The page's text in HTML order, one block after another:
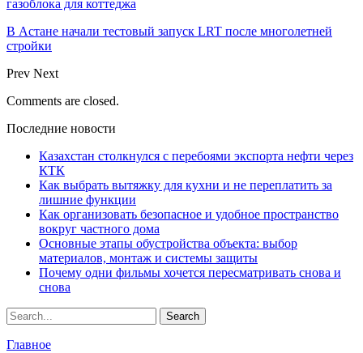
газоблока для коттеджа
В Астане начали тестовый запуск LRT после многолетней
стройки
Prev Next
Comments are closed.
Последние новости
Казахстан столкнулся с перебоями экспорта нефти через
КТК
Как выбрать вытяжку для кухни и не переплатить за
лишние функции
Как организовать безопасное и удобное пространство
вокруг частного дома
Основные этапы обустройства объекта: выбор
материалов, монтаж и системы защиты
Почему одни фильмы хочется пересматривать снова и
снова
Главное